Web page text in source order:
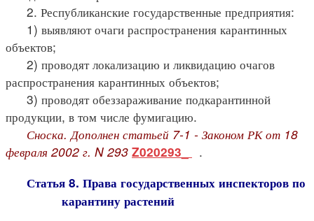
2. Республиканские государственные предприятия:
1) выявляют очаги распространения карантинных
объектов;
2) проводят локализацию и ликвидацию очагов
распространения карантинных объектов;
3) проводят обеззараживание подкарантинной
продукции, в том числе фумигацию.
Сноска. Дополнен статьей 7-1 - Законом РК от 18
февраля 2002 г. N 293 Z020293_ .
Статья 8. Права государственных инспекторов по
карантину растений